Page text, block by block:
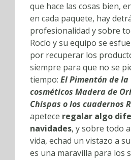
que hace las cosas bien,
en cada paquete, hay
profesionalidad y sobre
Rocío y su equipo se
por recuperar los
siempre para que no se
tiempo: El Pimentón de la
cosméticos Madera de
Chispas o los cuadernos
apetece regalar algo
navidades, y sobre todo
vida, echad un vistazo a su
es una maravilla para los